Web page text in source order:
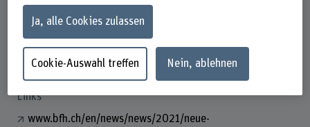
+41 32 321 64 28
E-Mail anzeigen
www.bfh.ch/de/maria-franco-mosquera
Links
www.bfh.ch/en/news/news/2021/neue-
Ja, alle Cookies zulassen
Cookie-Auswahl treffen Nein, ablehnen